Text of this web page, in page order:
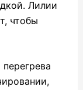
Лилии
чтобы